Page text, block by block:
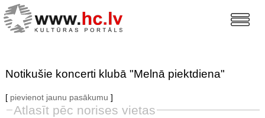
Notikušie koncerti klubā "Melnā piektdiena"
[ pievienot jaunu pasākumu ]
Atlasīt pēc norises vietas